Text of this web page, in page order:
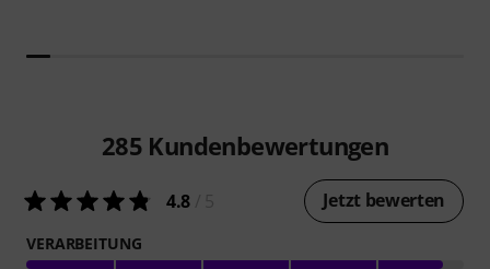
285 Kundenbewertungen
4.8 Jetzt bewerten
VERARBEITUNG